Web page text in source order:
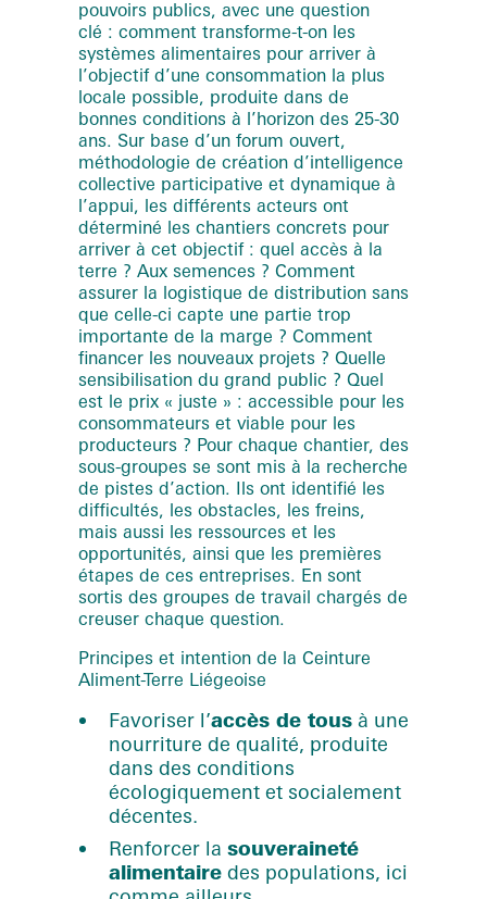
pouvoirs publics, avec une question
clé : comment transforme-t-on les
systèmes alimentaires pour arriver à
l’objectif d’une consommation la plus
locale possible, produite dans de
bonnes conditions à l’horizon des 25-30
ans. Sur base d’un forum ouvert,
méthodologie de création d’intelligence
collective participative et dynamique à
l’appui, les différents acteurs ont
déterminé les chantiers concrets pour
arriver à cet objectif : quel accès à la
terre ? Aux semences ? Comment
assurer la logistique de distribution sans
que celle-ci capte une partie trop
importante de la marge ? Comment
financer les nouveaux projets ? Quelle
sensibilisation du grand public ? Quel
est le prix « juste » : accessible pour les
consommateurs et viable pour les
producteurs ? Pour chaque chantier, des
sous-groupes se sont mis à la recherche
de pistes d’action. Ils ont identifié les
difficultés, les obstacles, les freins,
mais aussi les ressources et les
opportunités, ainsi que les premières
étapes de ces entreprises. En sont
sortis des groupes de travail chargés de
creuser chaque question.
Principes et intention de la Ceinture
Aliment-Terre Liégeoise
Favoriser l’accès de tous à une
nourriture de qualité, produite
dans des conditions
écologiquement et socialement
décentes.
Renforcer la souveraineté
alimentaire des populations, ici